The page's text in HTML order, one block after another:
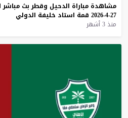
مشاهدة مباراة الدحيل وقطر بث مباشر
27-4-2026
قمة استاد خليفة الدولي
منذ 3 أشهر